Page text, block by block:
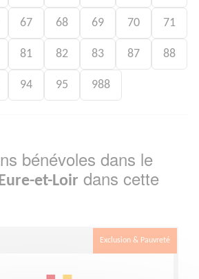
67 68 69 70 71
81 82 83 87 88
94 95 988
bénévoles dans le
et-Loir dans cette
Exclusion & Pauvreté